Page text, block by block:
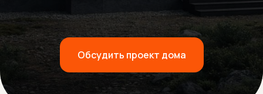
Обсудить проект дома